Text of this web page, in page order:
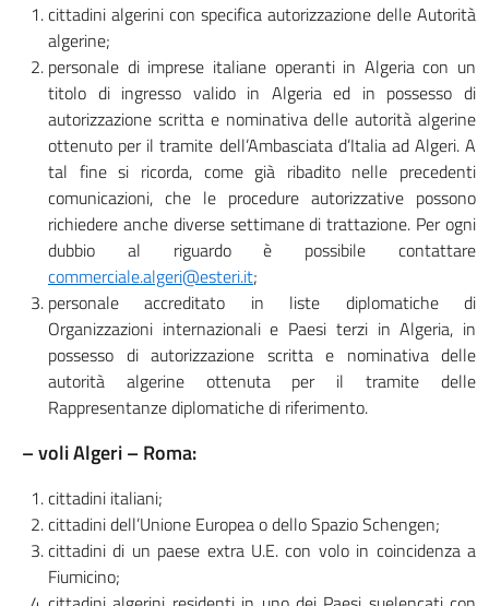
cittadini algerini con specifica autorizzazione delle Autorità
algerine;
personale di imprese italiane operanti in Algeria con un
titolo di ingresso valido in Algeria ed in possesso di
autorizzazione scritta e nominativa delle autorità algerine
ottenuto per il tramite dell’Ambasciata d’Italia ad Algeri. A
tal fine si ricorda, come già ribadito nelle precedenti
comunicazioni, che le procedure autorizzative possono
richiedere anche diverse settimane di trattazione. Per ogni
dubbio al riguardo è possibile contattare
commerciale.algeri@esteri.it;
personale accreditato in liste diplomatiche di
Organizzazioni internazionali e Paesi terzi in Algeria, in
possesso di autorizzazione scritta e nominativa delle
autorità algerine ottenuta per il tramite delle
Rappresentanze diplomatiche di riferimento.
– voli Algeri – Roma:
cittadini italiani;
cittadini dell’Unione Europea o dello Spazio Schengen;
cittadini di un paese extra U.E. con volo in coincidenza a
Fiumicino;